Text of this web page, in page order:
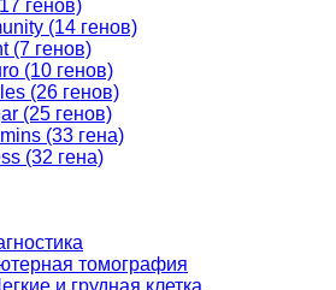
генов)
(14 генов)
(7 генов)
(10 генов)
(26 генов)
(25 генов)
(33 гена)
(32 гена)
томография